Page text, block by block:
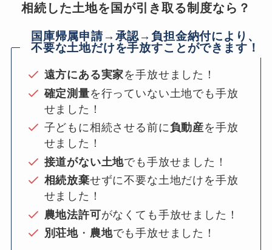
相続した土地を国が引き取る制度なら？
国庫帰属申請→承認→負担金納付により、
不要な土地だけを手放すことができます！
遠方にある実家を手放せました！
確定測量を行っていない土地でも手放
せました！
子どもに相続させる前に負動産を手放
せました！
接道がない土地でも手放せました！
相続放棄せずに不要な土地だけを手放
せました！
農地法許可がなくても手放せました！
別荘地 ・ 農地でも手放せました！